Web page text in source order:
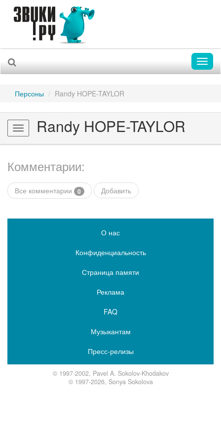
Персоны Randy HOPE-TAYLOR
Toggle
navigation
Randy HOPE-TAYLOR
Комментарии:
Все комментарии 0 Добавить
О нас
Конфиденциальность
Страница памяти
Реклама
FAQ
Музыкантам
Пресс-релизы
© 1997-2002, Pavel A. Sokolov-Khodakov
© 1997-2026, Sonya Sokolova